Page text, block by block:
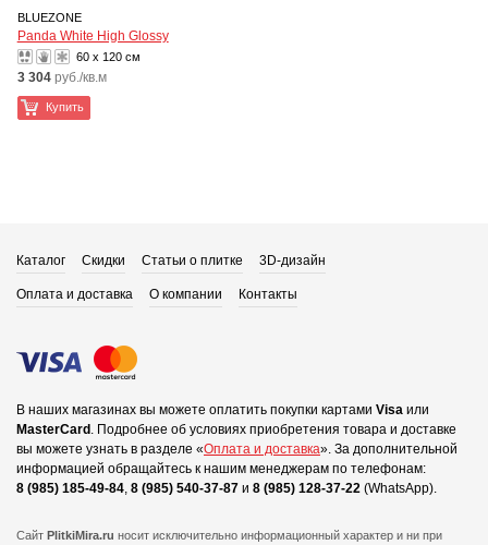
BLUEZONE
Panda White High Glossy
60 x 120 см
3 304 руб./кв.м
Купить
Каталог Скидки Статьи о плитке 3D-дизайн
Оплата и доставка О компании Контакты
В наших магазинах вы можете оплатить покупки картами Visa или
MasterCard . Подробнее об условиях приобретения товара и доставке
вы можете узнать в разделе «Оплата и доставка». За дополнительной
информацией обращайтесь к нашим менеджерам по телефонам:
8 (985) 185-49-84, 8 (985) 540-37-87 и 8 (985) 128-37-22 (WhatsApp).
Сайт PlitkiMira.ru носит исключительно информационный характер и ни при